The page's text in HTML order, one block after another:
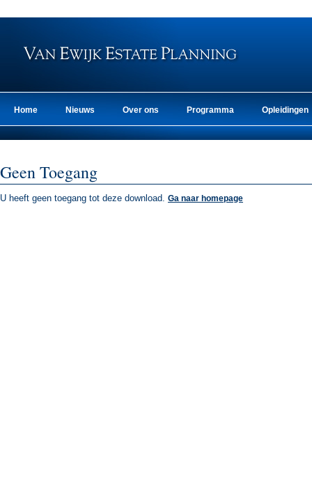
Home Nieuws Over ons Programma Opleidingen
Geen Toegang
U heeft geen toegang tot deze download. Ga naar homepage